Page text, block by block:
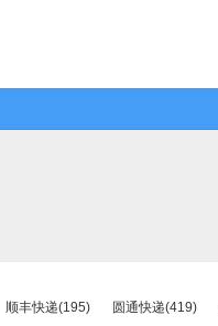
顺丰快递(195) 圆通快递(419)